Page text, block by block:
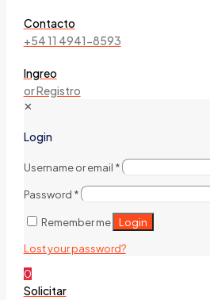
Contacto
+54 11 4941-8593
Ingreo
or Registro
✕
Login
Username or email *
Password *
Remember me Login
Lost your password?
0
Solicitar